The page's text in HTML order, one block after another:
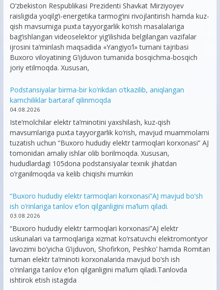
O‘zbekiston Respublikasi Prezidenti Shavkat Mirziyoyev
raisligida yoqilg‘i-energetika tarmog‘ini rivojlantirish hamda kuz-
qish mavsumiga puxta tayyorgarlik ko‘rish masalalariga
bag‘ishlangan videoselektor yig‘ilishida belgilangan vazifalar
ijrosini ta’minlash maqsadida «Yangiyo‘l» tumani tajribasi
Buxoro viloyatining G‘ijduvon tumanida bosqichma-bosqich
joriy etilmoqda. Xususan,
Podstansiyalar birma-bir ko’rikdan o’tkazilib, aniqlangan
kamchiliklar bartaraf qilinmoqda
04.08.2026
Iste’molchilar elektr ta’minotini yaxshilash, kuz-qish
mavsumlariga puxta tayyorgarlik ko‘rish, mavjud muammolarni
tuzatish uchun “Buxoro hududiy elektr tarmoqlari korxonasi” AJ
tomonidan amaliy ishlar olib borilmoqda. Xususan,
hududlardagi 105dona podstansiyalar texnik jihatdan
o’rganilmoqda va kelib chiqishi mumkin
“Buxoro hududiy elektr tarmoqlari korxonasi”AJ mavjud bo’sh
ish o’rinlariga tanlov e’lon qilganligini ma’lum qiladi.
03.08.2026
“Buxoro hududiy elektr tarmoqlari korxonasi”AJ elektr
uskunalari va tarmoqlariga xizmat ko’rsatuvchi elektromontyor
lavozimi bo’yicha G’ijduvon, Shofirkon, Peshko’ hamda Romitan
tuman elektr ta’minoti korxonalarida mavjud bo’sh ish
o’rinlariga tanlov e’lon qilganligini ma’lum qiladi.Tanlovda
ishtirok etish istagida